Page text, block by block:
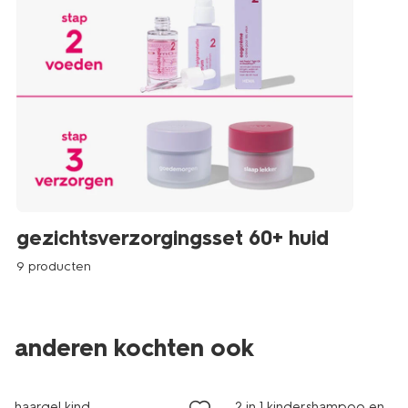
gezichtsverzorgingsset 60+ huid
9 producten
anderen kochten ook
vegan
vegan